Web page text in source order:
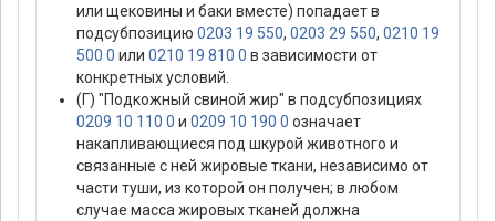
или щековины и баки вместе) попадает в
подсубпозицию 0203 19 550, 0203 29 550, 0210 19
500 0 или 0210 19 810 0 в зависимости от
конкретных условий.
(Г) "Подкожный свиной жир" в подсубпозициях
0209 10 110 0 и 0209 10 190 0 означает
накапливающиеся под шкурой животного и
связанные с ней жировые ткани, независимо от
части туши, из которой он получен; в любом
случае масса жировых тканей должна